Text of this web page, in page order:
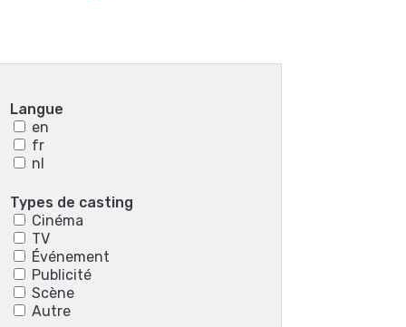
Langue
en
fr
nl
Types de casting
Cinéma
TV
Événement
Publicité
Scène
Autre